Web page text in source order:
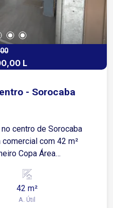
L
- Sorocaba
centro de Sorocaba
Copa Área
do negócio
funcional que permite
comerciais.
42 m²
A. Útil